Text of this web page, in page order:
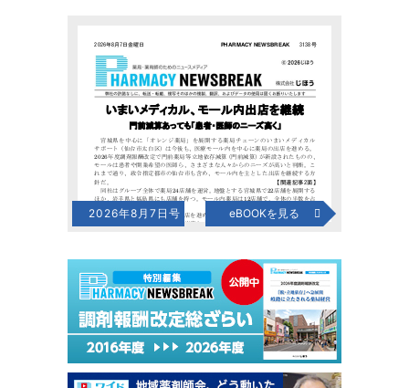
2026年8月7日号 eBOOKを見る